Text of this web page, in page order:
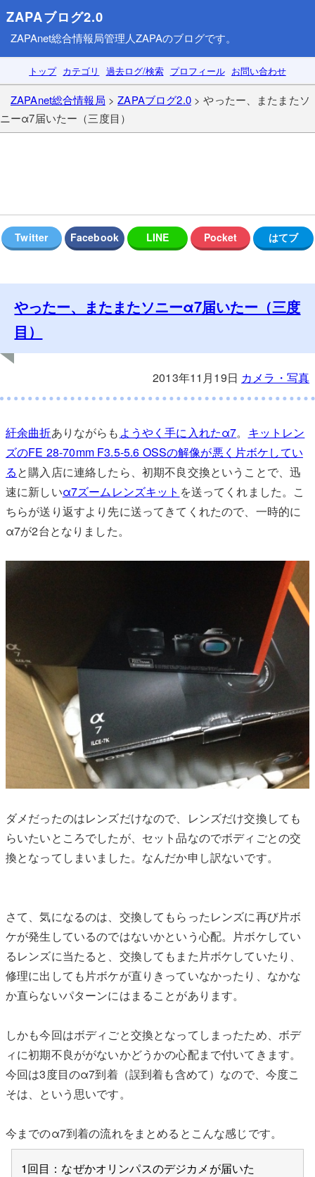
ZAPAブログ2.0
ZAPAnet総合情報局管理人ZAPAのブログです。
トップ カテゴリ 過去ログ/検索 プロフィール お問い合わせ
ZAPAnet総合情報局 >ZAPAブログ2.0> やったー、またまたソ
ニーα7届いたー（三度目）
やったー、またまたソニーα7届いたー（三度
目）
2013年11月19日 カメラ・写真
紆余曲折ありながらも ようやく手に入れたα7。 キットレン
ズのFE 28-70mm F3.5-5.6 OSSの解像が悪く片ボケしてい
ると購入店に連絡したら、初期不良交換ということで、迅
速に新しいα7ズームレンズキット を送ってくれました。こ
ちらが送り返すより先に送ってきてくれたので、一時的に
α7が2台となりました。
ダメだったのはレンズだけなので、レンズだけ交換しても
らいたいところでしたが、セット品なのでボディごとの交
換となってしまいました。なんだか申し訳ないです。
さて、気になるのは、交換してもらったレンズに再び片ボ
ケが発生しているのではないかという心配。片ボケしてい
るレンズに当たると、交換してもまた片ボケしていたり、
修理に出しても片ボケが直りきっていなかったり、なかな
か直らないパターンにはまることがあります。
しかも今回はボディごと交換となってしまったため、ボデ
ィに初期不良ががないかどうかの心配まで付いてきます。
今回は3度目のα7到着（誤到着も含めて）なので、今度こ
そは、という思いです。
今までのα7到着の流れをまとめるとこんな感じです。
1回目：なぜかオリンパスのデジカメが届いた